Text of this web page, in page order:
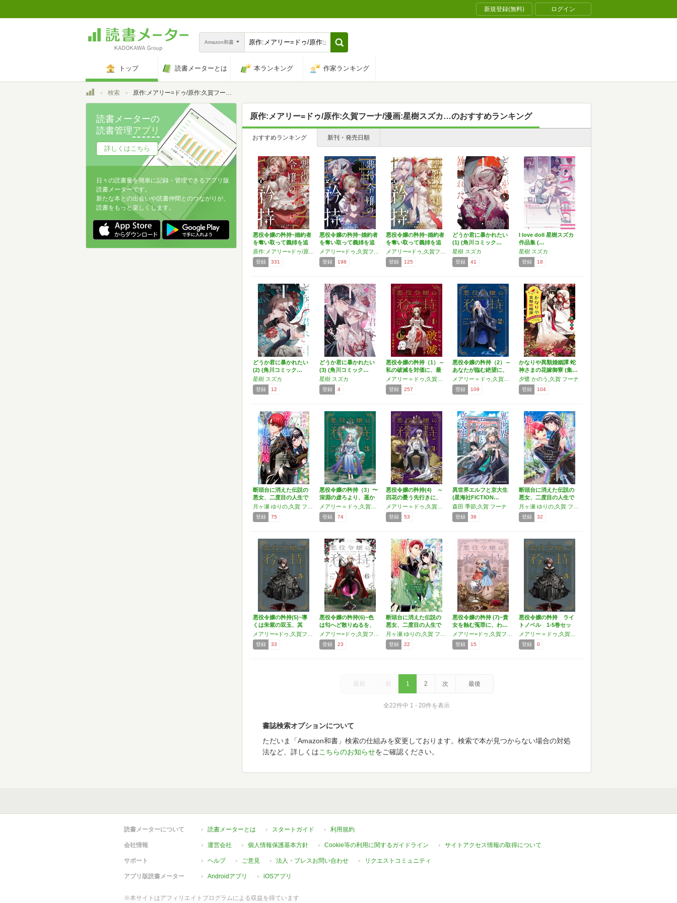
新規登録(無料) ログイン
Amazon和書
トップ 読書メーターとは 本ランキング 作家ランキング
トップ検索 原作:メアリー=ドゥ/原作:久賀フーナ/漫画:星樹スズカ,久賀フーナ,星樹スズカ
原作:メアリー=ドゥ/原作:久賀フーナ/漫画:星樹スズカ,久賀フーナ,星樹スズカのおすすめランキング
おすすめランキング 新刊・発売日順
悪役令嬢の矜持~婚約者
を奪い取って義姉を追
い…
登録 331
悪役令嬢の矜持~婚約者
を奪い取って義姉を追
い…
登録 198
悪役令嬢の矜持~婚約者
を奪い取って義姉を追
い…
登録 125
どうか君に暴かれたい
(1) (角川コミック…
星樹 スズカ
登録 41
I love doll 星樹スズカ
作品集 (…
星樹 スズカ
登録 18
どうか君に暴かれたい
(2) (角川コミック…
星樹 スズカ
登録 12
どうか君に暴かれたい
(3) (角川コミック…
星樹 スズカ
登録 4
悪役令嬢の矜持（1）～
私の破滅を対価に、最
愛…
登録 257
悪役令嬢の矜持（2）～
あなたが臨む絶望に、
悪…
登録 109
かなりや異類婚姻譚 蛇
神さまの花嫁御寮 (集…
夕鷺 かのう,久賀 フーナ
登録 104
断頭台に消えた伝説の
悪女、二度目の人生で
はガ…
登録 75
悪役令嬢の矜持（3）〜
深淵の虚ろより、遥か
未…
登録 74
悪役令嬢の矜持(4) ～
四花の憂う先行きに、
…
登録 53
異世界エルフと京大生
(星海社FICTION…
森田 季節,久賀 フーナ
登録 38
断頭台に消えた伝説の
悪女、二度目の人生で
はガ…
登録 32
悪役令嬢の矜持(5)~導
くは朱紫の双玉、其
は…
登録 33
悪役令嬢の矜持(6)~色
は匂へど散りぬるを、
…
登録 23
断頭台に消えた伝説の
悪女、二度目の人生で
はガ…
登録 22
悪役令嬢の矜持 (7)~貴
女を蝕む冤罪に、わ…
登録 15
悪役令嬢の矜持 ライ
トノベル 1-5巻セッ
ト…
登録 0
最初 前 1 2 次 最後
全22件中 1 - 20件を表示
書誌検索オプションについて
ただいま「Amazon和書」検索の仕組みを変更しております。検索で本が見つからない場合の対処
法など、詳しくはこちらのお知らせをご確認ください。
読書メーターの
読書管理アプリ
詳しくはこちら
日々の読書量を簡単に記録・管理できるアプリ版
読書メーターです。
新たな本との出会いや読書仲間とのつながりが、
読書をもっと楽しくします。
読書メーターについて 読書メーターとは スタートガイド 利用規約
会社情報 運営会社 個人情報保護基本方針 Cookie等の利用に関するガイドライン サイトアクセス情報の取得について
サポート ヘルプ ご意見 法人・プレスお問い合わせ リクエストコミュニティ
アプリ版読書メーター Androidアプリ iOSアプリ
※本サイトはアフィリエイトプログラムによる収益を得ています